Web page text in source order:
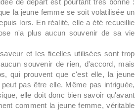
de départ est pourtant très bonne :
la jeune femme se soit volatilisée un
lors. En réalité, elle a été recueillie
n'a plus aucun souvenir de sa vie
et les ficelles utilisées sont trop
souvenir de rien, d'accord, mais
qui prouvent que c'est elle, la jeune
pas être elle. Même pas intriguée,
elle doit donc bien savoir qu'avant
comment la jeune femme, véritable